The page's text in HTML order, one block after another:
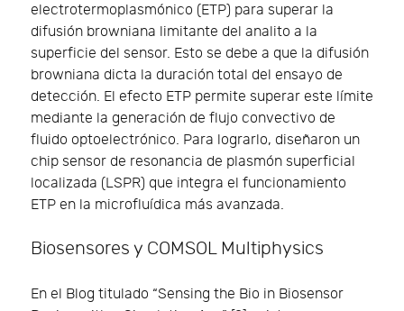
electrotermoplasmónico (ETP) para superar la
difusión browniana limitante del analito a la
superficie del sensor. Esto se debe a que la difusión
browniana dicta la duración total del ensayo de
detección. El efecto ETP permite superar este límite
mediante la generación de flujo convectivo de
fluido optoelectrónico. Para lograrlo, diseñaron un
chip sensor de resonancia de plasmón superficial
localizada (LSPR) que integra el funcionamiento
ETP en la microfluídica más avanzada.
Biosensores y COMSOL Multiphysics
En el Blog titulado “Sensing the Bio in Biosensor